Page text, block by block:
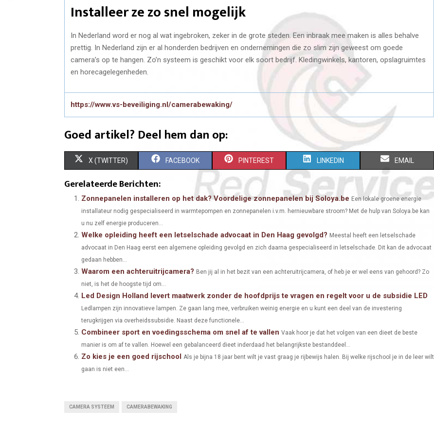
Installeer ze zo snel mogelijk
In Nederland word er nog al wat ingebroken, zeker in de grote steden. Een inbraak mee maken is alles behalve
prettig. In Nederland zijn er al honderden bedrijven en ondernemingen die zo slim zijn geweest om goede
camera’s op te hangen. Zo’n systeem is geschikt voor elk soort bedrijf. Kledingwinkels, kantoren, opslagruimtes
en horecagelegenheden.
https://www.vs-beveiliging.nl/camerabewaking/
Goed artikel? Deel hem dan op:
S
R
O
X (TWITTER) S
R
O
FACEBOOK S
H
A
R
O
PINTEREST S
H
A
R
O
LINKEDIN S
H
A
R
O
EMAIL
Gerelateerde Berichten:
Zonnepanelen installeren op het dak? Voordelige zonnepanelen bij Soloya.be Een lokale groene energie
installateur nodig gespecialiseerd in warmtepompen en zonnepanelen i.v.m. hernieuwbare stroom? Met de hulp van Soloya.be kan
u nu zelf energie produceren...
Welke opleiding heeft een letselschade advocaat in Den Haag gevolgd? Meestal heeft een letselschade
advocaat in Den Haag eerst een algemene opleiding gevolgd en zich daarna gespecialiseerd in letselschade. Dit kan de advocaat
gedaan hebben...
Waarom een achteruitrijcamera? Ben jij al in het bezit van een achteruitrijcamera, of heb je er wel eens van gehoord? Zo
niet, is het de hoogste tijd om...
Led Design Holland levert maatwerk zonder de hoofdprijs te vragen en regelt voor u de subsidie LED
Ledlampen zijn innovatieve lampen. Ze gaan lang mee, verbruiken weinig energie en u kunt een deel van de investering
terugkrijgen via overheidssubsidie. Naast deze functionele...
Combineer sport en voedingsschema om snel af te vallen Vaak hoor je dat het volgen van een dieet de beste
manier is om af te vallen. Hoewel een gebalanceerd dieet inderdaad het belangrijkste bestanddeel...
Zo kies je een goed rijschool Als je bijna 18 jaar bent wilt je vast graag je rijbewijs halen. Bij welke rijschool je in de leer wilt
gaan is niet een...
CAMERA SYSTEEM CAMERABEWAKING